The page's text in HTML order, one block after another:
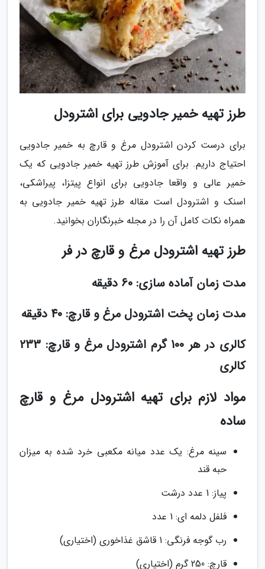
طرز تهیه خمیر جادویی برای اشترودل
برای درست کردن اشترودل مرغ و قارچ به خمیر جادویی
احتیاج داریم. برای آموزش طرز تهیه خمیر جادویی که یک
خمیر عالی و واقعا جادویی برای انواع پیتزا، پیراشکی،
اسنک و اشترودل است مقاله طرز تهیه خمیر جادویی به
همراه نکات کامل آن را در مجله خبرنگاران بخوانید.
طرز تهیه اشترودل مرغ و قارچ در فر
مدت زمان آماده سازی: 60 دقیقه
مدت زمان پخت اشترودل مرغ و قارچ: 40 دقیقه
کالری در هر 100 گرم اشترودل مرغ و قارچ: 233
کالری
مواد لازم برای تهیه اشترودل مرغ و قارچ
ساده
سینه مرغ: یک عدد میانه مکعبی خرد شده به میزان
حبه قند
پیاز: 1 عدد درشت
فلفل دلمه ای: 1 عدد
رب گوجه فرنگی: 1 قاشق غذاخوری (اختیاری)
قارچ: 250 گرم (اختیاری)